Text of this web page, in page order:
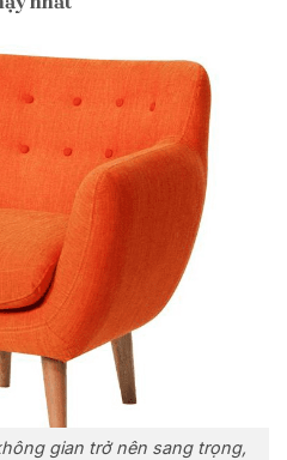
gian trở nên sang trọng,